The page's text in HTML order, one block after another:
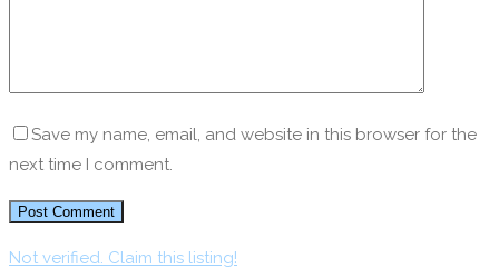
Save my name, email, and website in this browser for the
next time I comment.
Not verified. Claim this listing!